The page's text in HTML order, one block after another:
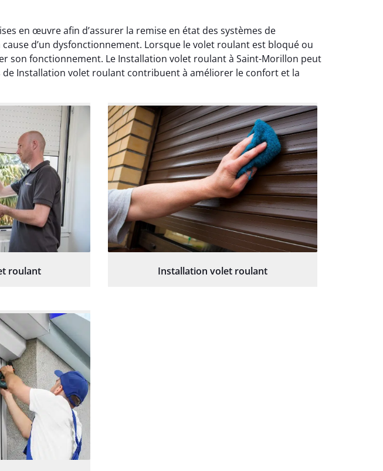
en œuvre afin d’assurer la remise en état des systèmes de
d’un dysfonctionnement. Lorsque le volet roulant est bloqué ou
son fonctionnement. Le Installation volet roulant à Saint-Morillon peut
Installation volet roulant contribuent à améliorer le confort et la
roulant Installation volet roulant